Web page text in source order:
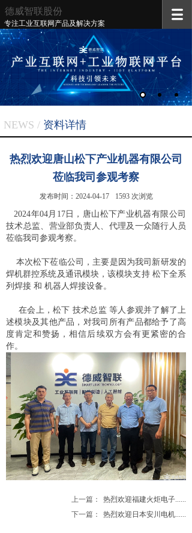
德威智联 股份
专注工业互联网产品及解决方案
热烈欢迎唐山松下产业机器有限公司
莅临我司参观考察
发布时间： 2024-04-17 1593 次浏览
2024年04月17日，唐山松下产业机器有限公司
技术总监、营业部负责人、代理及一众随行人员
莅临我司参观考察。
本次松下莅临公司，主要是因为我司新研发的
焊机群控系统及通讯模块，该模块支持 松下全系
列焊接 和 机器人焊接设备。
在会上，松下 技术总监 等人参观并了解了上
述模块及其他产品，对我司所有产品都给予了高
度肯定和赞扬，相信后续双方会有更紧密的合
作。
上一篇：
热烈欢迎福建火炬电子......
下一篇：
热烈欢迎日本安川电机......
NEWS / 资料详情